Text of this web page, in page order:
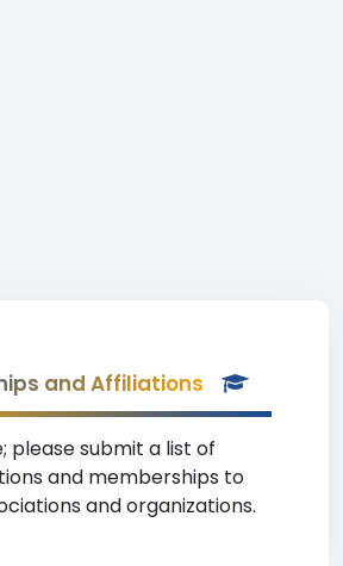
and Affiliations
please submit a list of
and memberships to
and organizations.